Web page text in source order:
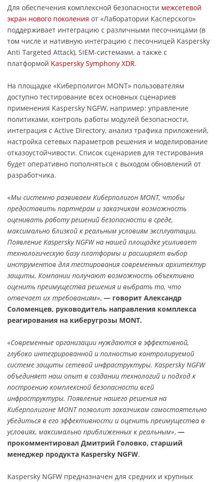
Для обеспечения комплексной безопасности межсетевой
экран нового поколения от «Лаборатории Касперского»
поддерживает интеграцию с различными песочницами (в
том числе и нативную интеграцию с песочницей Kaspersky
Anti Targeted Attack), SIEM-системами, а также с
платформой Kaspersky Symphony XDR.
На площадке «Киберполигон MONT» пользователям
доступно тестирование всех основных сценариев
применения Kaspersky NGFW, например: управление
политиками, контроль работы модулей безопасности,
интеграция с Active Directory, анализ трафика приложений,
настройка сетевых параметров решения и моделирование
отказоустойчивости. Список сценариев для тестирования
будет оперативно пополняться с выходом обновлений от
разработчика.
«Мы системно развиваем Киберполигон MONT, чтобы
предоставить партнёрам и заказчикам возможность
оценивать работу решений безопасности в среде,
максимально близкой к реальным условиям эксплуатации.
Появление Kaspersky NGFW на нашей площадке усиливает
технологическую базу платформы и расширяет выбор
инструментов для тестирования современных архитектур
защиты. Компании получают возможность объективно
оценить преимущества решения и выбрать то, что
отвечает их требованиям», — говорит Александр
Соломенцев, руководитель направления комплекса
реагирования на киберугрозы MONT.
«Современные организации нуждаются в эффективной,
глубоко интегрированной и полностью контролируемой
системе защиты сетевой инфраструктуры. Kaspersky NGFW
объединяет наш опыт в создании технологий и подход к
построению комплексной безопасности всей
инфраструктуры. Появление нашего решения на
Киберполигоне MONT позволит заказчикам самостоятельно
убедиться в его эффективности и оценить преимущества в
условиях, максимально приближенных к реальным», —
прокомментировал Дмитрий Головко, старший
менеджер продукта Kaspersky NGFW.
Kaspersky NGFW предназначен для средних и крупных